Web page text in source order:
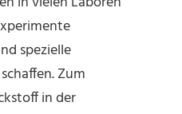
spezielle
Zum
in der